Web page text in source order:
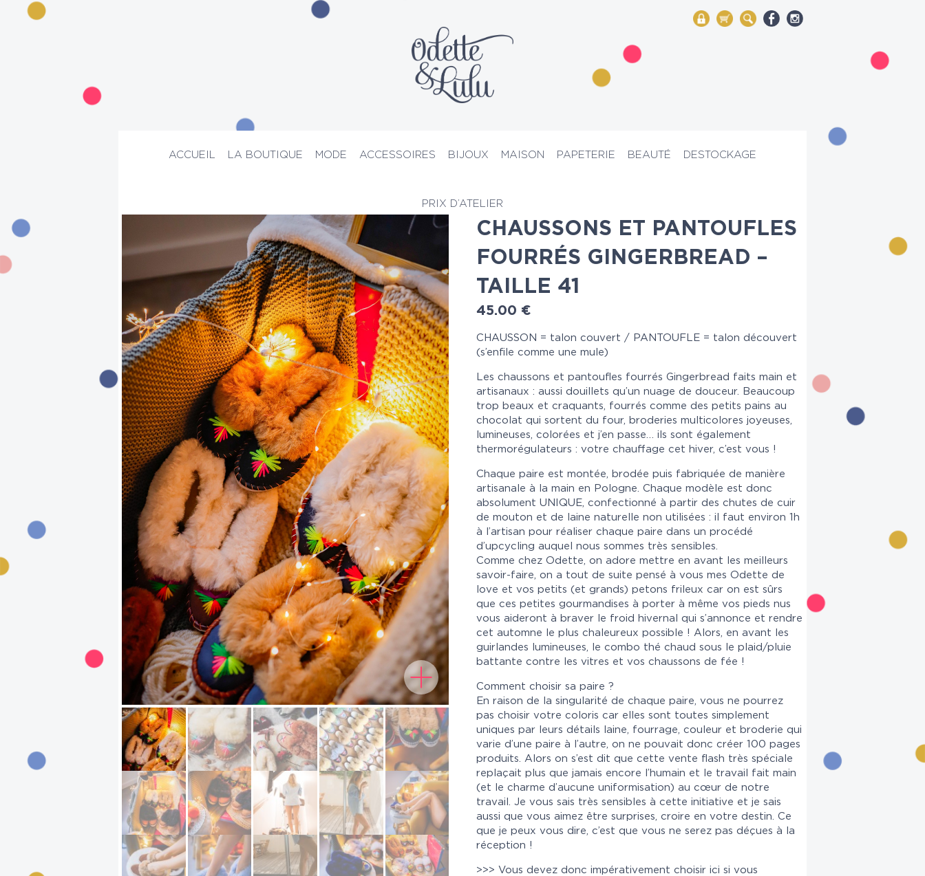
My Account
Mon panier
Rechercher
ACCUEIL LA BOUTIQUE MODE ACCESSOIRES BIJOUX MAISON PAPETERIE BEAUTÉ DESTOCKAGE
PRIX D’ATELIER
CHAUSSONS ET PANTOUFLES
FOURRÉS GINGERBREAD –
TAILLE 41
45.00 €
CHAUSSON = talon couvert / PANTOUFLE = talon découvert
(s’enfile comme une mule)
Les chaussons et pantoufles fourrés Gingerbread faits main et
artisanaux : aussi douillets qu’un nuage de douceur. Beaucoup
trop beaux et craquants, fourrés comme des petits pains au
chocolat qui sortent du four, broderies multicolores joyeuses,
lumineuses, colorées et j’en passe… ils sont également
thermorégulateurs : votre chauffage cet hiver, c’est vous !
Chaque paire est montée, brodée puis fabriquée de manière
artisanale à la main en Pologne. Chaque modèle est donc
absolument UNIQUE, confectionné à partir des chutes de cuir
de mouton et de laine naturelle non utilisées : il faut environ 1h
à l’artisan pour réaliser chaque paire dans un procédé
d’upcycling auquel nous sommes très sensibles.
Comme chez Odette, on adore mettre en avant les meilleurs
savoir-faire, on a tout de suite pensé à vous mes Odette de
love et vos petits (et grands) petons frileux car on est sûrs
que ces petites gourmandises à porter à même vos pieds nus
vous aideront à braver le froid hivernal qui s’annonce et rendre
cet automne le plus chaleureux possible ! Alors, en avant les
guirlandes lumineuses, le combo thé chaud sous le plaid/pluie
battante contre les vitres et vos chaussons de fée !
Comment choisir sa paire ?
En raison de la singularité de chaque paire, vous ne pourrez
pas choisir votre coloris car elles sont toutes simplement
uniques par leurs détails laine, fourrage, couleur et broderie qui
varie d’une paire à l’autre, on ne pouvait donc créer 100 pages
produits. Alors on s’est dit que cette vente flash très spéciale
replaçait plus que jamais encore l’humain et le travail fait main
(et le charme d’aucune uniformisation) au cœur de notre
travail. Je vous sais très sensibles à cette initiative et je sais
aussi que vous aimez être surprises, croire en votre destin. Ce
que je peux vous dire, c’est que vous ne serez pas déçues à la
réception !
>>> Vous devez donc impérativement choisir ici si vous